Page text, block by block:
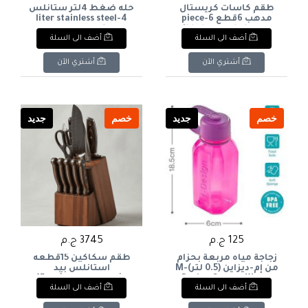
طقم كاسات كريستال
مدهب 6قطع 6-piece
gilded crystal glass set
أضف الى السلة
أشتري الآن
حله ضغط 4لتر ستانلس
4-liter stainless steel
pressure cooker
أضف الى السلة
أشتري الآن
خصم جديد
125 ج.م
زجاجة مياه مربعة بحزام
من إم-ديزاين (0.5 لتر)M-
Design Square Water
Bottle with Strap (0.5L
أضف الى السلة
خصم جديد
3745 ج.م
طقم سكاكين 15قطعه
استانلس بيد
piece stainless steel
knife set with wooden
أضف الى السلة